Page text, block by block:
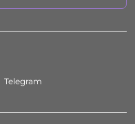
Telegram